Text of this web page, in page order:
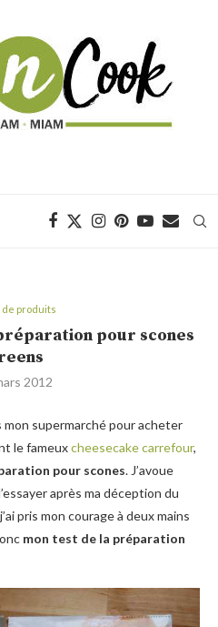
de produits
pour scones
2012
mon supermarché pour acheter
le fameuxcheesecake carrefour,
pour scones. J’avoue
après ma déception du
pris mon courage à deux mains
mon test de la préparation